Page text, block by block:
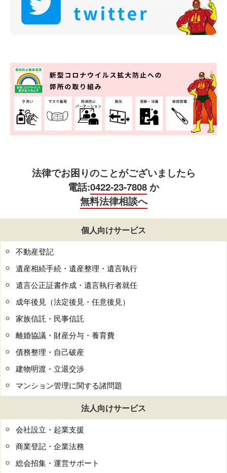
法律でお困りのことがございましたら
電話:0422-23-7808か
無料法律相談へ
個人向けサービス
不動産登記
遺産相続手続・遺産整理・遺言執行
遺言公正証書作成・遺言執行者就任
成年後見（法定後見・任意後見）
家族信託・民事信託
離婚協議・財産分与・養育費
債務整理・自己破産
建物明渡・立退交渉
マンション管理に関する諸問題
法人向けサービス
会社設立・起業支援
商業登記・企業法務
総会招集・運営サポート